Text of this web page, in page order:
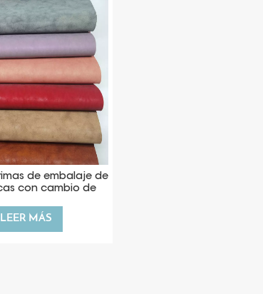
de embalaje de
con cambio de
LEER MÁS